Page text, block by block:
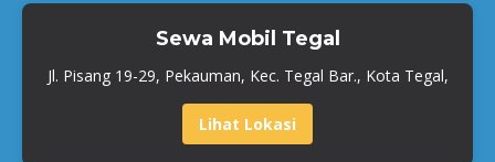
Sewa Mobil Tegal
Jl. Pisang 19-29, Pekauman, Kec. Tegal Bar., Kota Tegal,
Lihat Lokasi